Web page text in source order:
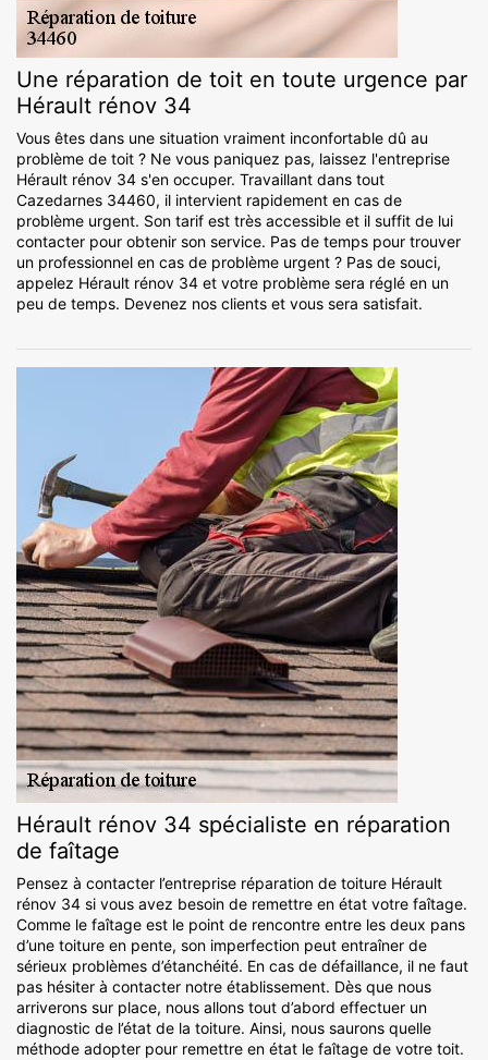
Une réparation de toit en toute urgence par
Hérault rénov 34
Vous êtes dans une situation vraiment inconfortable dû au
problème de toit ? Ne vous paniquez pas, laissez l'entreprise
Hérault rénov 34 s'en occuper. Travaillant dans tout
Cazedarnes 34460, il intervient rapidement en cas de
problème urgent. Son tarif est très accessible et il suffit de lui
contacter pour obtenir son service. Pas de temps pour trouver
un professionnel en cas de problème urgent ? Pas de souci,
appelez Hérault rénov 34 et votre problème sera réglé en un
peu de temps. Devenez nos clients et vous sera satisfait.
Hérault rénov 34 spécialiste en réparation
de faîtage
Pensez à contacter l’entreprise réparation de toiture Hérault
rénov 34 si vous avez besoin de remettre en état votre faîtage.
Comme le faîtage est le point de rencontre entre les deux pans
d’une toiture en pente, son imperfection peut entraîner de
sérieux problèmes d’étanchéité. En cas de défaillance, il ne faut
pas hésiter à contacter notre établissement. Dès que nous
arriverons sur place, nous allons tout d’abord effectuer un
diagnostic de l’état de la toiture. Ainsi, nous saurons quelle
méthode adopter pour remettre en état le faîtage de votre toit.